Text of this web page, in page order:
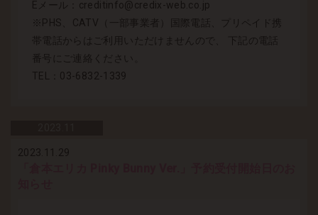
Eメール：creditinfo@credix-web.co.jp
※PHS、CATV（一部事業者）国際電話、プリペイド携
帯電話からはご利用いただけませんので、 下記の電話
番号にご連絡ください。
TEL：03-6832-1339
2023.11.29